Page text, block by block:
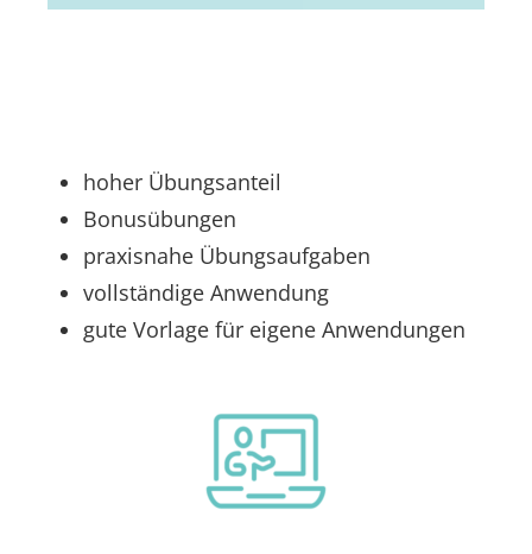
hoher Übungsanteil
Bonusübungen
praxisnahe Übungsaufgaben
vollständige Anwendung
gute Vorlage für eigene Anwendungen